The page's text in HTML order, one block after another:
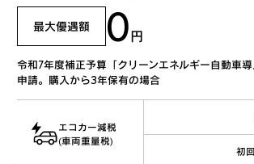
最大優遇額 0円
令和7年度補正予算「クリーンエネルギー自動車
申請。購入から3年保有の場合
エコカー減税
(車両重量税)
初